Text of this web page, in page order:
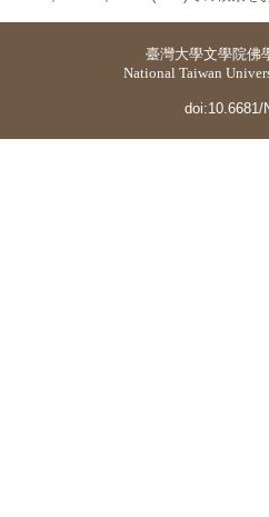
臺灣大學文學院佛
National Taiwan
doi:10.6681/